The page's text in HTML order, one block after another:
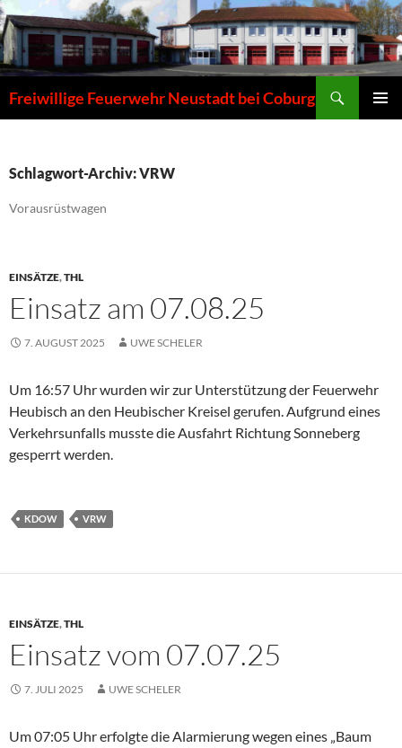
Zum
Inhalt
springen
Freiwillige Feuerwehr Neustadt bei Coburg
Schlagwort-Archiv: VRW
Vorausrüstwagen
EINSÄTZE,THL
Einsatz am 07.08.25
7. AUGUST 2025 UWE SCHELER
Um 16:57 Uhr wurden wir zur Unterstützung der Feuerwehr
Heubisch an den Heubischer Kreisel gerufen. Aufgrund eines
Verkehrsunfalls musste die Ausfahrt Richtung Sonneberg
gesperrt werden.
KDOW VRW
EINSÄTZE,THL
Einsatz vom 07.07.25
7. JULI 2025 UWE SCHELER
Um 07:05 Uhr erfolgte die Alarmierung wegen eines „Baum